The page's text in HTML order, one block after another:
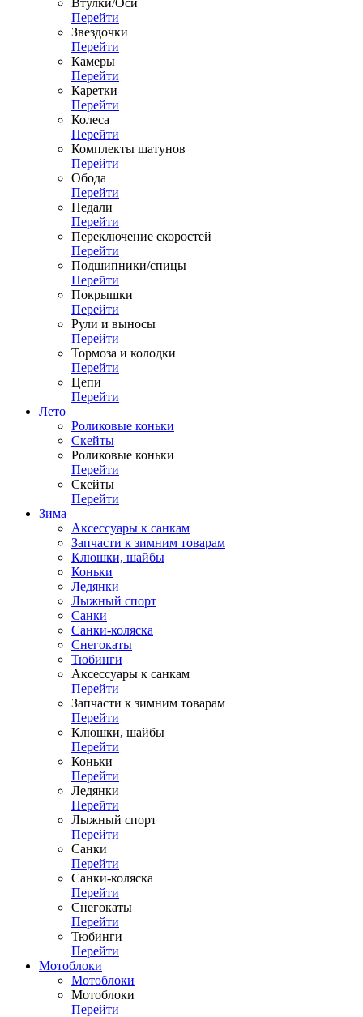
Втулки/Оси
Перейти
Звездочки
Перейти
Камеры
Перейти
Каретки
Перейти
Колеса
Перейти
Комплекты шатунов
Перейти
Обода
Перейти
Педали
Перейти
Переключение скоростей
Перейти
Подшипники/спицы
Перейти
Покрышки
Перейти
Рули и выносы
Перейти
Тормоза и колодки
Перейти
Цепи
Перейти
Лето
Роликовые коньки
Скейты
Роликовые коньки
Перейти
Скейты
Перейти
Зима
Аксессуары к санкам
Запчасти к зимним товарам
Клюшки, шайбы
Коньки
Ледянки
Лыжный спорт
Санки
Санки-коляска
Снегокаты
Тюбинги
Аксессуары к санкам
Перейти
Запчасти к зимним товарам
Перейти
Клюшки, шайбы
Перейти
Коньки
Перейти
Ледянки
Перейти
Лыжный спорт
Перейти
Санки
Перейти
Санки-коляска
Перейти
Снегокаты
Перейти
Тюбинги
Перейти
Мотоблоки
Мотоблоки
Мотоблоки
Перейти